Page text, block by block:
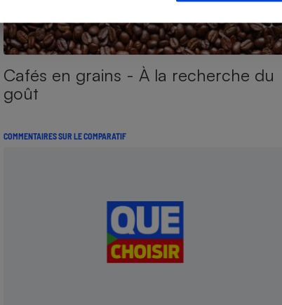
Cafés en grains - À la recherche du
goût
COMMENTAIRES SUR LE COMPARATIF